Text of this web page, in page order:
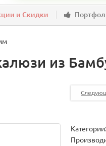
и Скидки
из
Категории: